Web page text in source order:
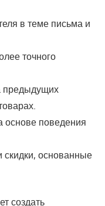
в теме письма и
точного
предыдущих
основе поведения
основанные
создать